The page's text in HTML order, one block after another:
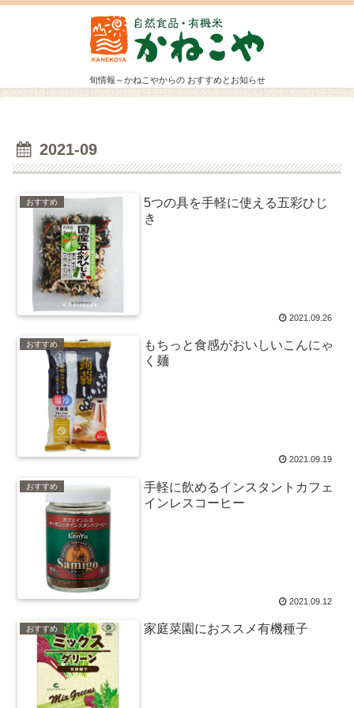
旬情報～かねこやからの おすすめとお知らせ
2021-09
おすすめ
5つの具を手軽に使える五彩ひじ
き
2021.09.26
おすすめ
もちっと食感がおいしいこんにゃ
く麺
2021.09.19
おすすめ
手軽に飲めるインスタントカフェ
インレスコーヒー
2021.09.12
おすすめ 家庭菜園におススメ有機種子